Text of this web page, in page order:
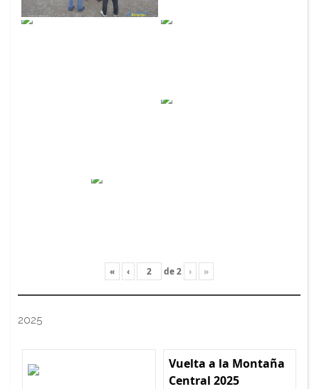
« ‹ de2 › »
2025
Vuelta a la Montaña
Central 2025